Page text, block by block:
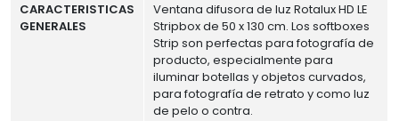
CARACTERISTICAS
GENERALES
Ventana difusora de luz Rotalux HD LE
Stripbox de 50 x 130 cm. Los softboxes
Strip son perfectas para fotografía de
producto, especialmente para
iluminar botellas y objetos curvados,
para fotografía de retrato y como luz
de pelo o contra.